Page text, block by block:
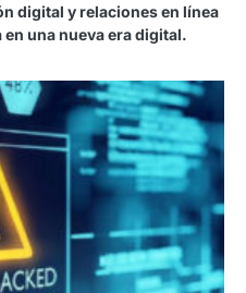
digital y relaciones en línea
una nueva era digital.